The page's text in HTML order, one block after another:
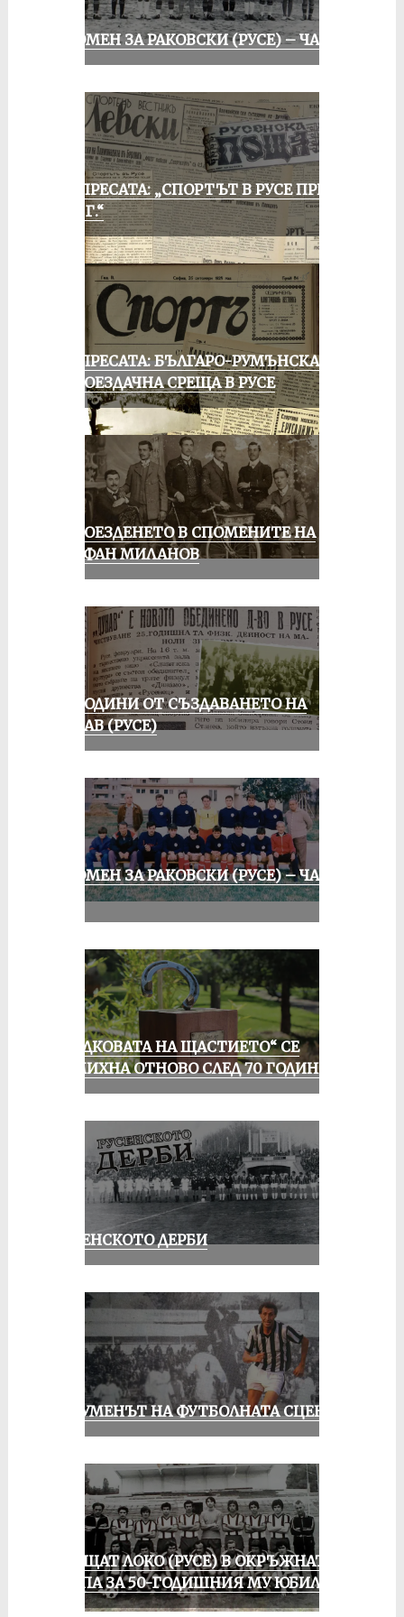
СПОМЕН ЗА РАКОВСКИ (РУСЕ) – ЧАСТ I
ОТ ПРЕСАТА: „СПОРТЪТ В РУСЕ ПРЕЗ
1935 Г.“
ОТ ПРЕСАТА: БЪЛГАРО-РУМЪНСКА
КОЛОЕЗДАЧНА СРЕЩА В РУСЕ
КОЛОЕЗДЕНЕТО В СПОМЕНИТЕ НА
СТЕФАН МИЛАНОВ
70 ГОДИНИ ОТ СЪЗДАВАНЕТО НА
ДУНАВ (РУСЕ)
СПОМЕН ЗА РАКОВСКИ (РУСЕ) – ЧАСТ
„ПОДКОВАТА НА ЩАСТИЕТО“ СЕ
УСМИХНА ОТНОВО СЛЕД 70 ГОДИНИ
РУСЕНСКОТО ДЕРБИ
ШОУМЕНЪТ НА ФУТБОЛНАТА СЦЕНА
ПРАЩАТ ЛОКО (РУСЕ) В ОКРЪЖНАТА
ГРУПА ЗА 50-ГОДИШНИЯ МУ ЮБИЛЕЙ